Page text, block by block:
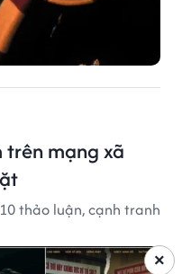
trên mạng xã
thảo luận, cạnh tranh
×